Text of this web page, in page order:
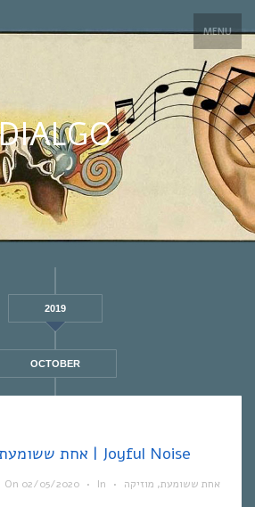
MENU
2019
OCTOBER
אחת ששומעת #413 | 30/4/20 | Joyful Noise
On 02/05/2020 • In אחת ששומעת, מוזיקה
•